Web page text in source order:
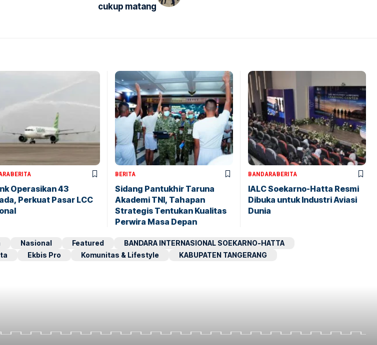
cukup matang
BERITA
Operasikan 43
Perkuat Pasar LCC
BERITA
Sidang Pantukhir Taruna
Akademi TNI, Tahapan
Strategis Tentukan Kualitas
Perwira Masa Depan
BANDARABERITA
IALC Soekarno-Hatta Resmi
Dibuka untuk Industri Aviasi
Dunia
Nasional Featured
BANDARA INTERNASIONAL SOEKARNO-HATTA
Ekbis Pro Komunitas & Lifestyle KABUPATEN TANGERANG